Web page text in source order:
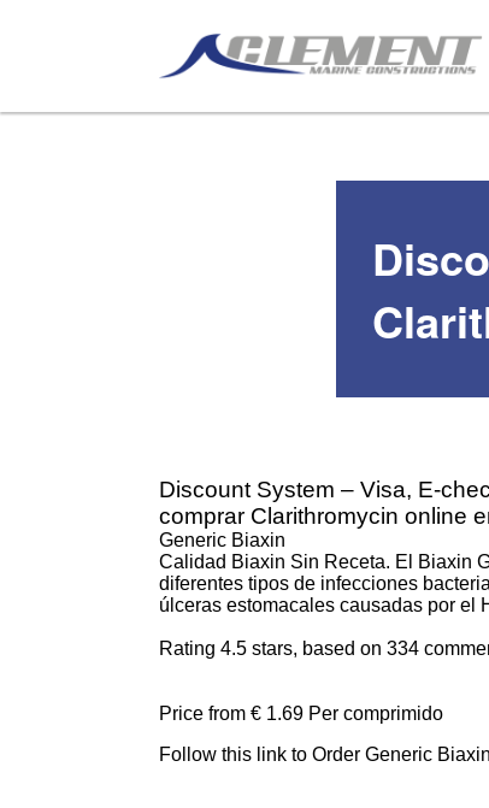
Discount System – Visa, E-
comprar Clarithromycin online
Generic Biaxin
Calidad Biaxin Sin Receta. El Biaxin
diferentes tipos de infecciones
úlceras estomacales causadas por el
Rating 4.5 stars, based on 334
Price from € 1.69 Per comprimido
Follow this link to Order Generic